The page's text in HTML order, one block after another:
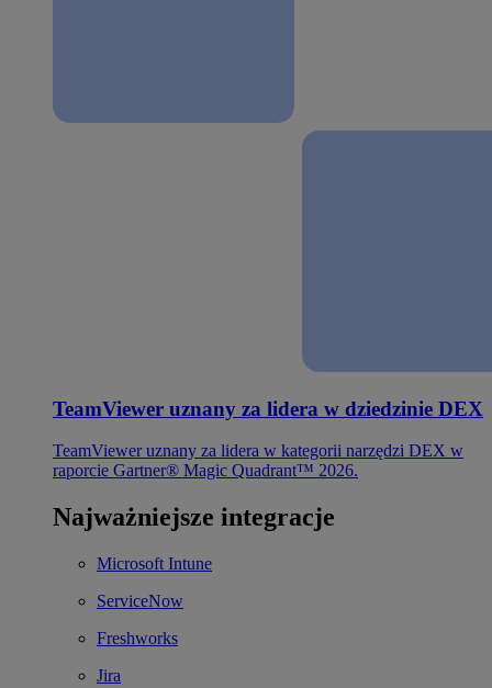
TeamViewer uznany za lidera w dziedzinie DEX
TeamViewer uznany za lidera w kategorii narzędzi DEX w
raporcie Gartner® Magic Quadrant™ 2026.
Najważniejsze integracje
Microsoft Intune
ServiceNow
Freshworks
Jira